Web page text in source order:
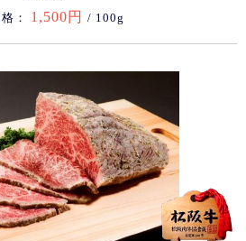
： 1,500円 / 100g